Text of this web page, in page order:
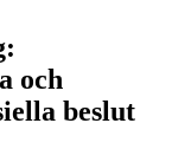
och
beslut